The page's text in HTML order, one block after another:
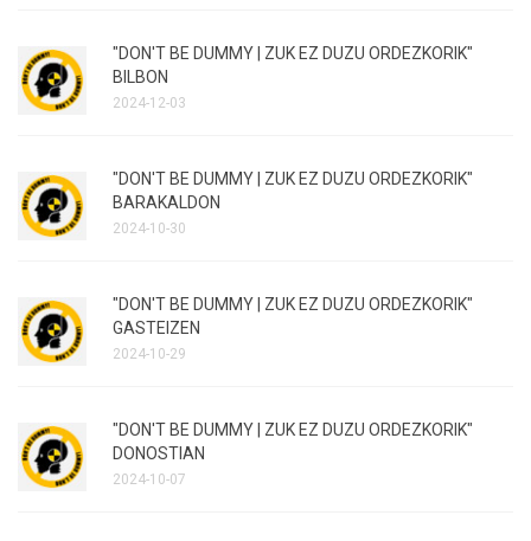
"DON'T BE DUMMY | ZUK EZ DUZU ORDEZKORIK"
BILBON
2024-12-03
"DON'T BE DUMMY | ZUK EZ DUZU ORDEZKORIK"
BARAKALDON
2024-10-30
"DON'T BE DUMMY | ZUK EZ DUZU ORDEZKORIK"
GASTEIZEN
2024-10-29
"DON'T BE DUMMY | ZUK EZ DUZU ORDEZKORIK"
DONOSTIAN
2024-10-07